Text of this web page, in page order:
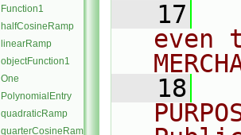
Function1
halfCosineRamp
linearRamp
objectFunction1
One
PolynomialEntry
quadraticRamp
quarterCosineRamp
   17
even
   18